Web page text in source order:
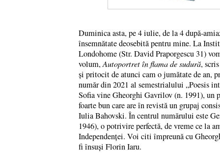
Duminica asta, pe 4 iulie, de la 4 după-
însemnătate deosebită pentru mine. La
Londohome (Str. David Praporgescu 31)
volum, Autoportret în flama de sudură,
și pritocit de atunci cam o jumătate de an,
număr din 2021 al semestrialului „Poesis
Sofia vine Gheorghi Gavrilov (n. 1991), un
foarte bun care are în revistă un grupaj
Iulia Bahovski. În centrul numărului este
1946), o potrivire perfectă, de vreme ce la
Independenței. Voi citi împreună cu
fi însuși Florin Iaru.